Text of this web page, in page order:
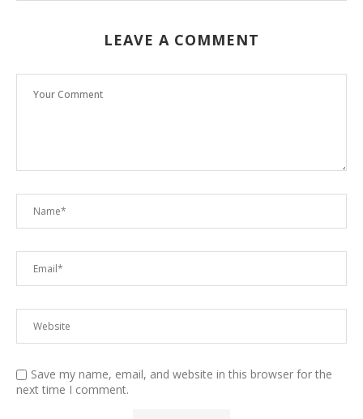
LEAVE A COMMENT
Save my name, email, and website in this browser for the
next time I comment.